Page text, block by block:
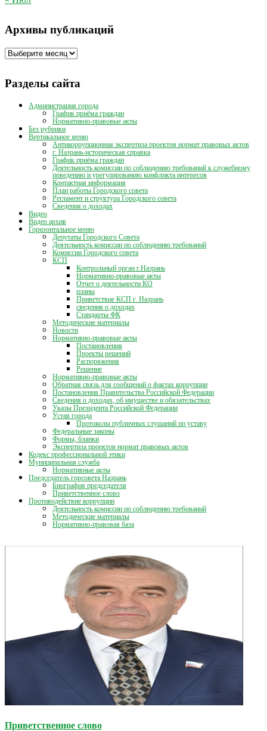
Архивы публикаций
Архивы
Разделы сайта
Администрация города
График приёма граждан
Нормативно-правовые акты
Без рубрики
Вертикальное меню
Антикоррупционная экспертиза проектов нормат правовых актов
г. Назрань-историческая справка
График приёма граждан
Деятельность комиссии по соблюдению требований к служебному
поведению и урегулированию конфликта интересов
Контактная информация
План работы Городского совета
Регламент и структура Городского совета
Сведения о доходах
Видео
Видео архив
Горизонтальное меню
Депутаты Городского Совета
Деятельность комиссии по соблюдению требований
Комиссии Городского совета
КСП
Контрольный орган г.Назрань
Нормативно-правовые акты
Отчет о деятельности КО
планы
Приветствие КСП г. Назрань
сведения о доходах
Стандарты ФК
Методические материалы
Новости
Нормативно-правовые акты
Постановления
Проекты решений
Распоряжения
Решение
Нормативно-правовые акты
Обратная связь для сообщений о фактах коррупции
Постановления Правительства Российской Федерации
Сведения о доходах, об имуществе и обязательствах
Указы Президента Российской Федерации
Устав города
Протоколы публичных слушаний по уставу
Федеральные законы
Формы, бланки
Экспертиза проектов нормат правовых актов
Кодекс профессиональной этики
Муниципальная служба
Нормативные акты
Председатель горсовета Назрань
Биография председателя
Приветственное слово
Противодействие коррупции
Деятельность комиссии по соблюдению требований
Методические материалы
Нормативно-правовая база
Приветственное слово